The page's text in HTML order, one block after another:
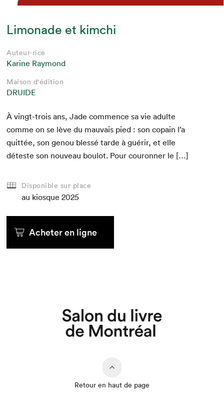
Limonade et kimchi
Auteur·rice
Karine Raymond
Maison d'édition
DRUIDE
À vingt-trois ans, Jade com­mence sa vie adulte
comme on se lève du mau­vais pied : son copain l’a
quit­tée, son genou blessé tarde à guérir, et elle
déteste son nou­veau boulot. Pour couron­ner le […]
Disponible sur place
au kiosque 2025
Acheter en ligne
Retour en haut de page